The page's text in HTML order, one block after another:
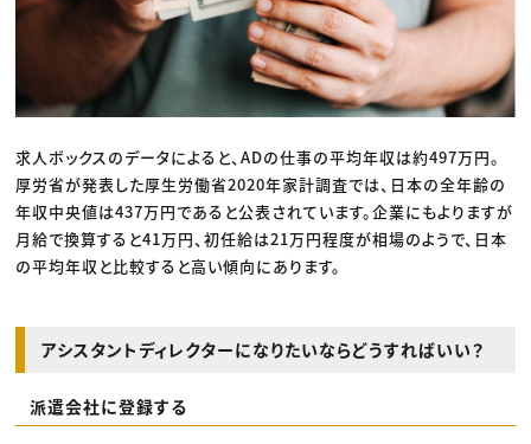
求人ボックスのデータによると、ADの仕事の平均年収は約497万円。
厚労省が発表した厚生労働省2020年家計調査では、日本の全年齢の
年収中央値は437万円であると公表されています。企業にもよりますが
月給で換算すると41万円、初任給は21万円程度が相場のようで、日本
の平均年収と比較すると高い傾向にあります。
アシスタントディレクターになりたいならどうすればいい？
派遣会社に登録する